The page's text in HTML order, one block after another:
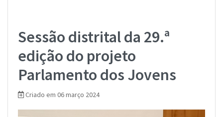
Sessão distrital da 29.ª
edição do projeto
Parlamento dos Jovens
Criado em 06 março 2024